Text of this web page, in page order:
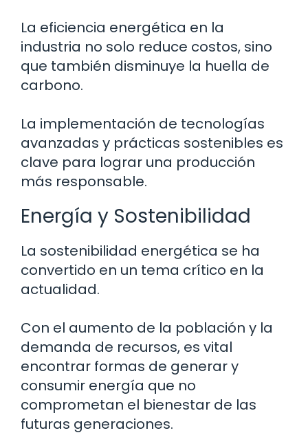
La eficiencia energética en la
industria no solo reduce costos, sino
que también disminuye la huella de
carbono.
La implementación de tecnologías
avanzadas y prácticas sostenibles es
clave para lograr una producción
más responsable.
Energía y Sostenibilidad
La sostenibilidad energética se ha
convertido en un tema crítico en la
actualidad.
Con el aumento de la población y la
demanda de recursos, es vital
encontrar formas de generar y
consumir energía que no
comprometan el bienestar de las
futuras generaciones.